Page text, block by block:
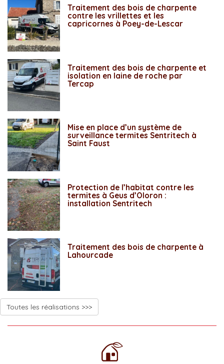
Traitement des bois de charpente
contre les vrillettes et les
capricornes à Poey-de-Lescar
Traitement des bois de charpente et
isolation en laine de roche par
Tercap
Mise en place d’un système de
surveillance termites Sentritech à
Saint Faust
Protection de l’habitat contre les
termites à Geus d’Oloron :
installation Sentritech
Traitement des bois de charpente à
Lahourcade
Toutes les réalisations >>>